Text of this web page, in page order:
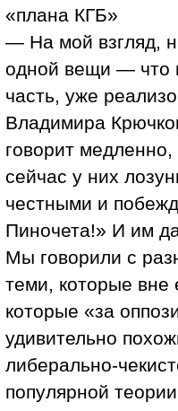
«плана КГБ»
— На мой взгляд,
одной вещи — что
часть, уже
Владимира
говорит
сейчас у них
честными и
Пиночета!» И им
Мы говорили с
теми, которые вне
которые «за
удивительно
либерально-
популярной